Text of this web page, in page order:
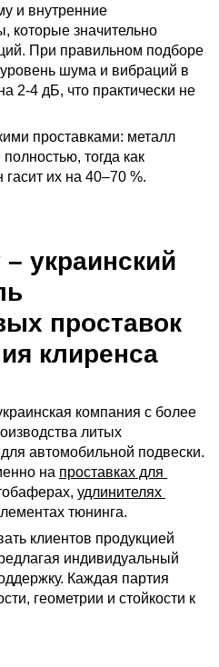
и внутренние
значительно
При правильном подборе
шума и вибраций в
2-4 дБ, что практически не
проставками: металл
тогда как
их на 40–70 %.
украинский
проставок
клиренса
компания с более
литых
автомобильной подвески.
на проставках для
удлинителях
тюнинга.
клиентов продукцией
индивидуальный
Каждая партия
геометрии и стойкости к